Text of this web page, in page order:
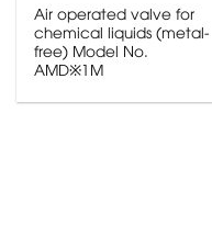
Air operated valve for
chemical liquids (metal-
free) Model No.
AMD※1M